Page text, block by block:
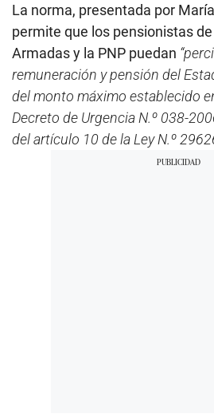
La norma, presentada por
permite que los pensionistas
Armadas y la PNP puedan
remuneración y pensión del
del monto máximo establecido
Decreto de Urgencia N.º 038-
del artículo 10 de la Ley N.º